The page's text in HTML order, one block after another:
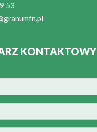
53
KONTAKTOWY